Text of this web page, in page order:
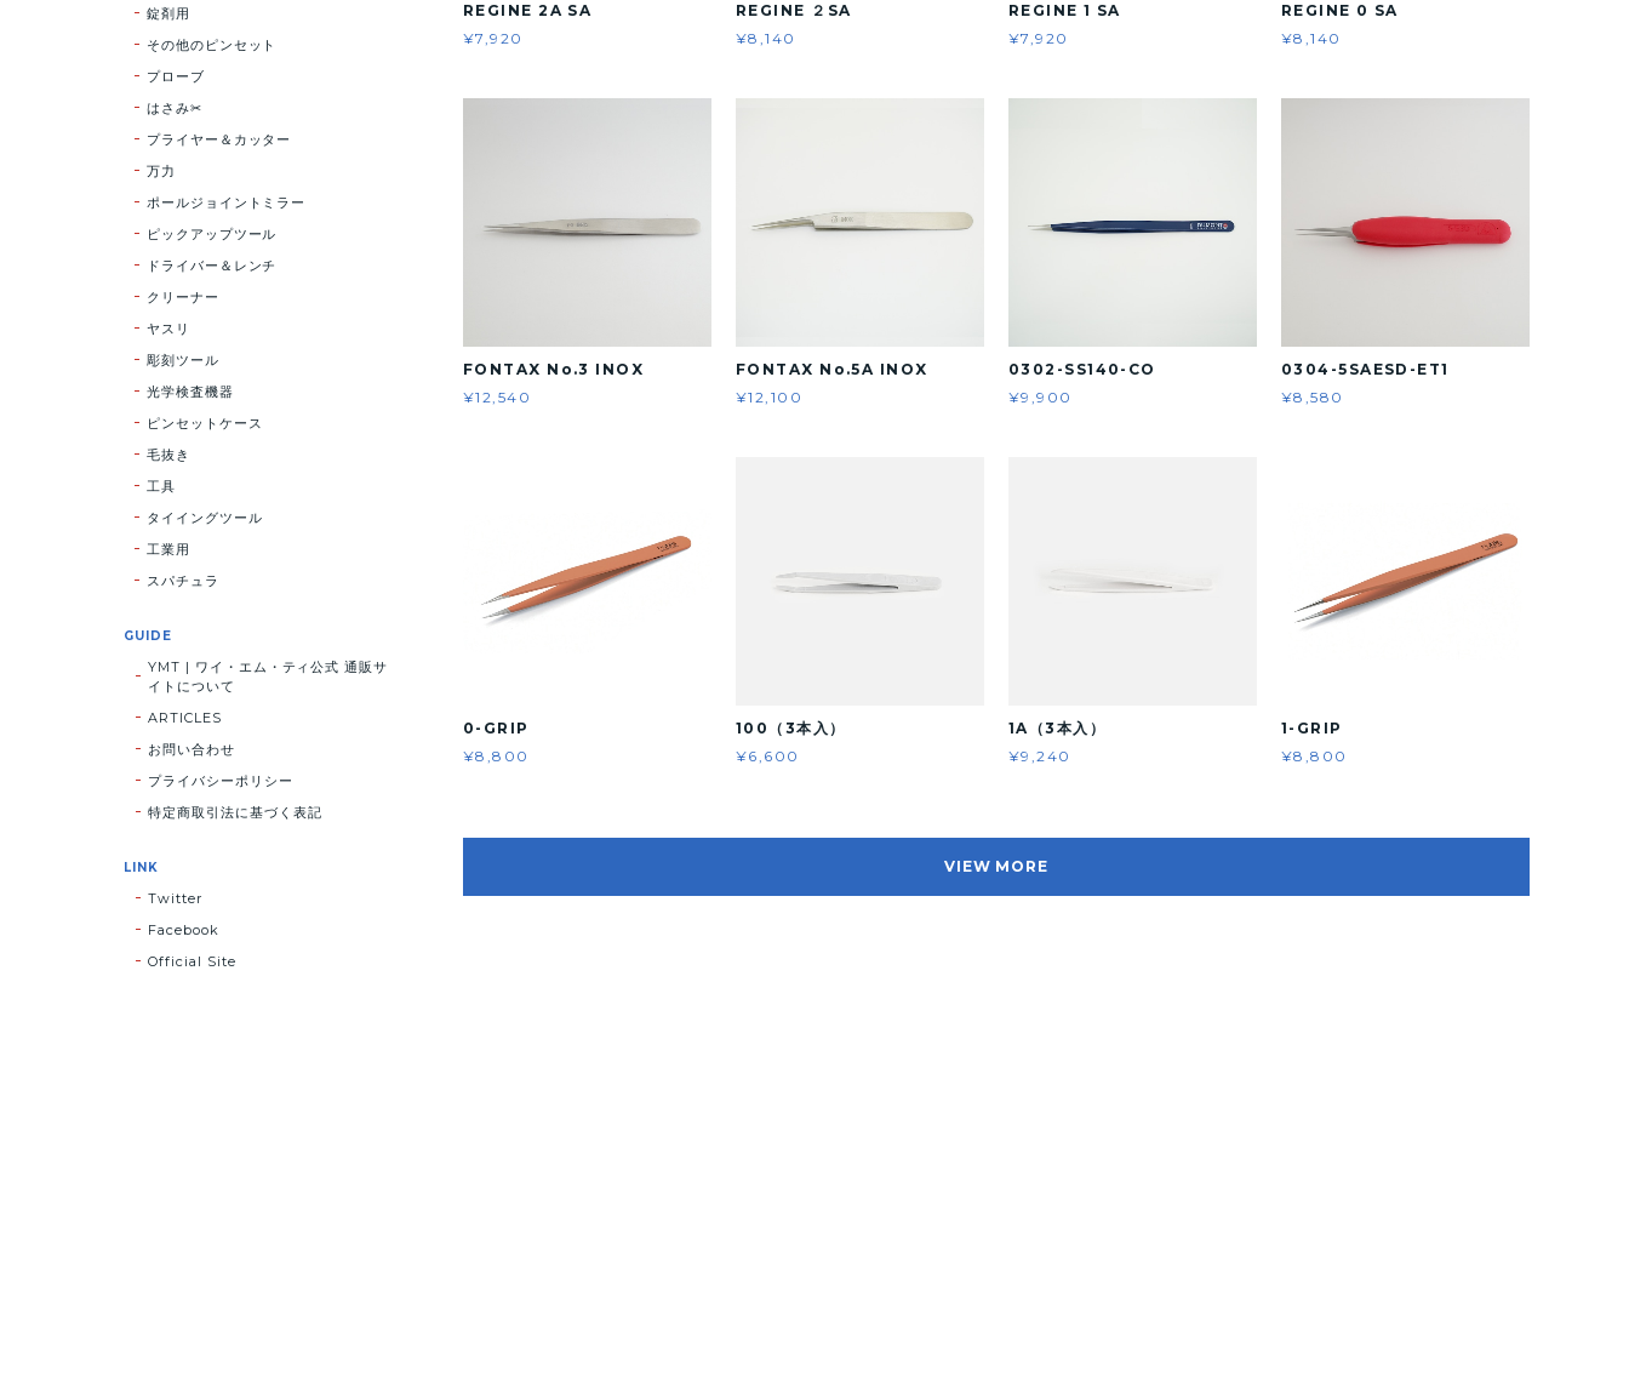
REGINE 2A SA
¥7,920
REGINE ２SA
¥8,140
REGINE 1 SA
¥7,920
REGINE 0 SA
¥8,140
FONTAX No.3 INOX
¥12,540
FONTAX No.5A INOX
¥12,100
0302-SS140-CO
¥9,900
0304-5SAESD-ET1
¥8,580
0-GRIP
¥8,800
100（3本入）
¥6,600
1A（3本入）
¥9,240
1-GRIP
¥8,800
VIEW MORE
錠剤用
その他のピンセット
プローブ
はさみ✂
プライヤー＆カッター
万力
ポールジョイントミラー
ピックアップツール
ドライバー＆レンチ
クリーナー
ヤスリ
彫刻ツール
光学検査機器
ピンセットケース
毛抜き
工具
タイイングツール
工業用
スパチュラ
GUIDE
YMT | ワイ・エム・ティ公式 通販サ
イトについて
ARTICLES
お問い合わせ
プライバシーポリシー
特定商取引法に基づく表記
LINK
Twitter
Facebook
Official Site